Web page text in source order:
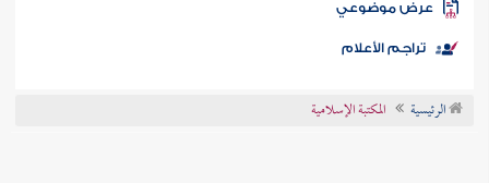
الكتب
موضوعي
تراجم الأعلام
الرئيسية المكتبة الإسلامية